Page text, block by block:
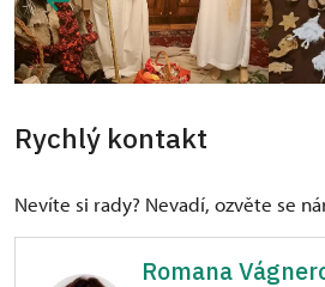
Rychlý kontakt
Nevíte si rady? Nevadí, ozvěte se
Romana